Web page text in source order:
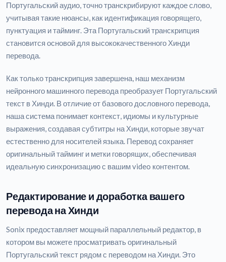
Португальский аудио, точно транскрибируют каждое слово,
учитывая такие нюансы, как идентификация говорящего,
пунктуация и тайминг. Эта Португальский транскрипция
становится основой для высококачественного Хинди
перевода.
Как только транскрипция завершена, наш механизм
нейронного машинного перевода преобразует Португальский
текст в Хинди. В отличие от базового дословного перевода,
наша система понимает контекст, идиомы и культурные
выражения, создавая субтитры на Хинди, которые звучат
естественно для носителей языка. Перевод сохраняет
оригинальный тайминг и метки говорящих, обеспечивая
идеальную синхронизацию с вашим video контентом.
Редактирование и доработка вашего
перевода на Хинди
Sonix предоставляет мощный параллельный редактор, в
котором вы можете просматривать оригинальный
Португальский текст рядом с переводом на Хинди. Это